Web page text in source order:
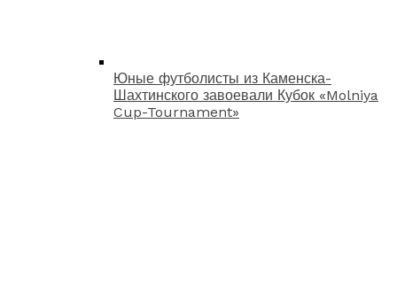
Юные футболисты из Каменска-
Шахтинского завоевали Кубок «Molniya
Cup-Tournament»